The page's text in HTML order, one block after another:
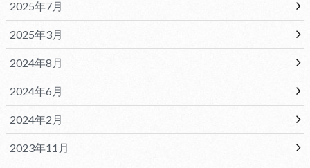
2025年7月
2025年3月
2024年8月
2024年6月
2024年2月
2023年11月